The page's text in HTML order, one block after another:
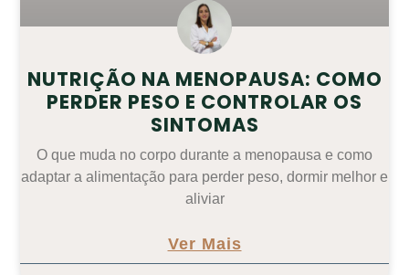
NUTRIÇÃO NA MENOPAUSA: COMO
PERDER PESO E CONTROLAR OS
SINTOMAS
O que muda no corpo durante a menopausa e como
adaptar a alimentação para perder peso, dormir melhor e
aliviar
Ver Mais